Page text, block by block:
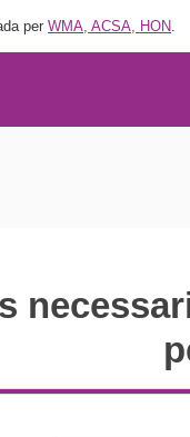
per WMA, ACSA, HON.